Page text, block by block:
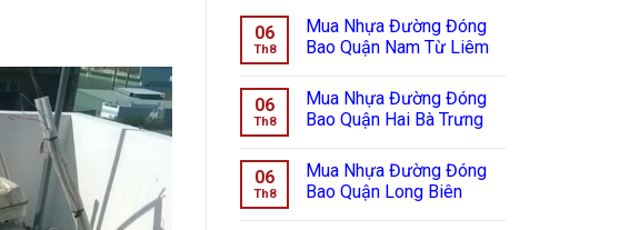
06
Th8
Mua Nhựa Đường Đóng
Bao Quận Nam Từ Liêm
06
Th8
Mua Nhựa Đường Đóng
Bao Quận Hai Bà Trưng
06
Th8
Mua Nhựa Đường Đóng
Bao Quận Long Biên